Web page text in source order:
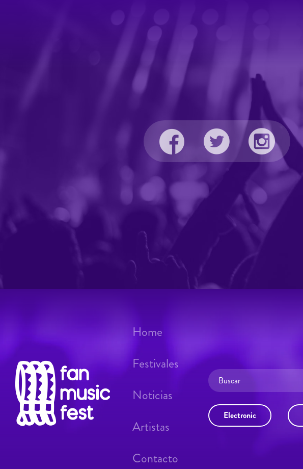
Electronic
Home
Festivales
Noticias
Artistas
Contacto